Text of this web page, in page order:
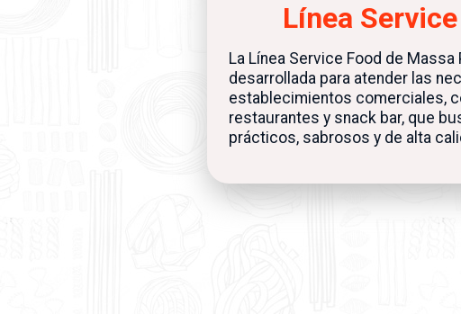
Línea
La Línea Service Food de Massa
desarrollada para atender las
establecimientos comerciales,
restaurantes y snack bar, que
prácticos, sabrosos y de alta